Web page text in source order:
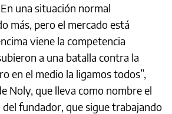
una situación normal
más, pero el mercado está
viene la competencia
a una batalla contra la
en el medio la ligamos todos”,
Noly, que lleva como nombre el
del fundador, que sigue trabajando